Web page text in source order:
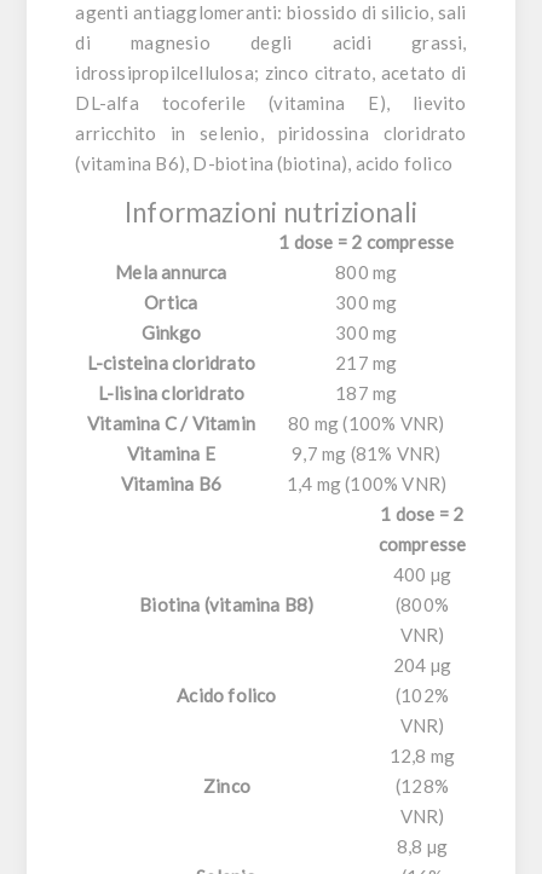
agenti antiagglomeranti: biossido di silicio, sali
di magnesio degli acidi grassi,
idrossipropilcellulosa; zinco citrato, acetato di
DL-alfa tocoferile (vitamina E), lievito
arricchito in selenio, piridossina cloridrato
(vitamina B6), D-biotina (biotina), acido folico
Informazioni nutrizionali
1 dose = 2 compresse
Mela annurca
800 mg
Ortica
300 mg
Ginkgo
300 mg
L-cisteina cloridrato
217 mg
L-lisina cloridrato
187 mg
Vitamina C / Vitamin
80 mg (100% VNR)
Vitamina E
9,7 mg (81% VNR)
Vitamina B6
1,4 mg (100% VNR)
1 dose = 2
compresse
Biotina (vitamina B8)
400 µg
(800%
VNR)
Acido folico
204 µg
(102%
VNR)
Zinco
12,8 mg
(128%
VNR)
8,8 µg